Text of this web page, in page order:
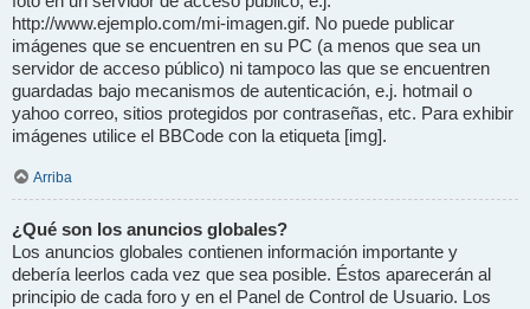
http://www.ejemplo.com/mi-imagen.gif. No puede publicar
imágenes que se encuentren en su PC (a menos que sea un
servidor de acceso público) ni tampoco las que se encuentren
guardadas bajo mecanismos de autenticación, e.j. hotmail o
yahoo correo, sitios protegidos por contraseñas, etc. Para exhibir
imágenes utilice el BBCode con la etiqueta [img].
Arriba
¿Qué son los anuncios globales?
Los anuncios globales contienen información importante y
debería leerlos cada vez que sea posible. Éstos aparecerán al
principio de cada foro y en el Panel de Control de Usuario. Los